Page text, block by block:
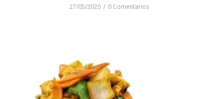
27/05/2020 / 0 Comentarios